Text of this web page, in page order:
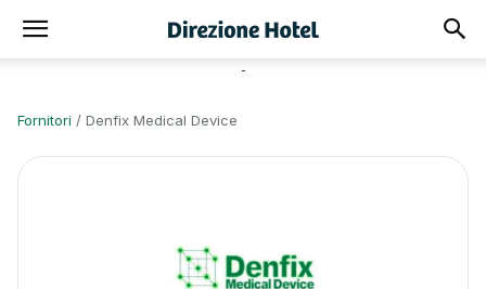
-
Fornitori / Denfix Medical Device